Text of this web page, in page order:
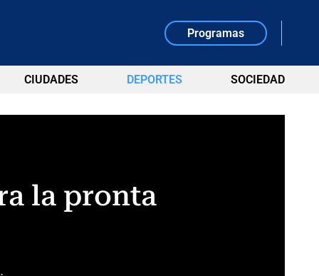
Programas
CIUDADES DEPORTES SOCIEDAD
la pronta